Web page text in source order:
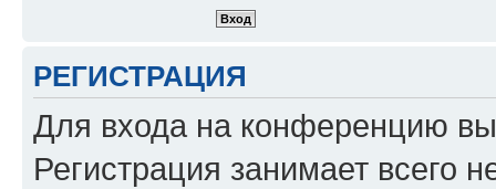
РЕГИСТРАЦИЯ
Для входа на конференцию
Регистрация занимает всего